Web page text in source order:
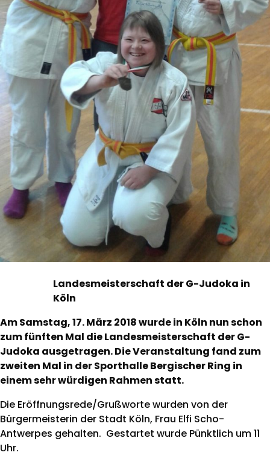
Landesmeisterschaft der G-Judoka in
Köln
Am Samstag, 17. März 2018 wurde in Köln nun schon
zum fünften Mal die Landesmeisterschaft der G-
Judoka ausgetragen. Die Veranstaltung fand zum
zweiten Mal in der Sporthalle Bergischer Ring in
einem sehr würdigen Rahmen statt.
Die Eröffnungsrede/Grußworte wurden von der
Bürgermeisterin der Stadt Köln, Frau Elfi Scho-
Antwerpes gehalten. Gestartet wurde Pünktlich um 11
Uhr.